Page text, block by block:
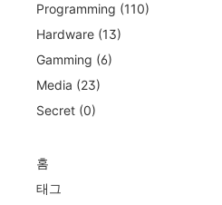
Programming (110)
Hardware (13)
Gamming (6)
Media (23)
Secret (0)
홈
태그